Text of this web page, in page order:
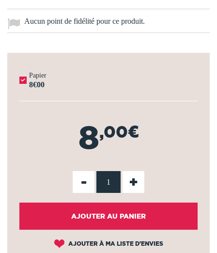
Aucun point de fidélité pour ce produit.
Papier
8€00
8,00€
- +
AJOUTER AU PANIER
AJOUTER À MA LISTE D'ENVIES